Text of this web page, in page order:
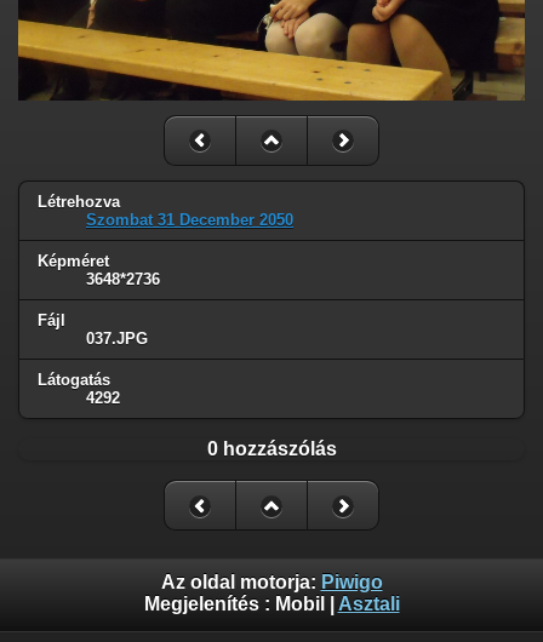
Létrehozva
Szombat 31 December 2050
Képméret
3648*2736
Fájl
037.JPG
Látogatás
4292
0 hozzászólás
Az oldal motorja: Piwigo
Megjelenítés : Mobil Asztali